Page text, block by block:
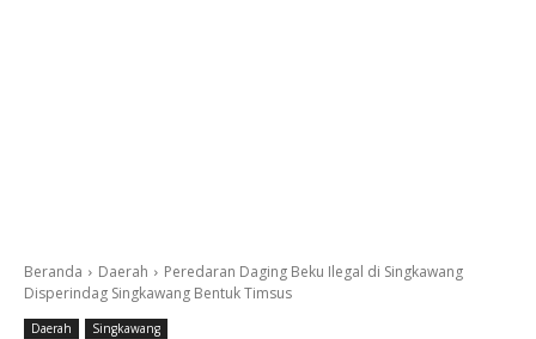
Beranda Daerah
Peredaran Daging Beku Ilegal di Singkawang
Disperindag Singkawang Bentuk Timsus
Daerah Singkawang